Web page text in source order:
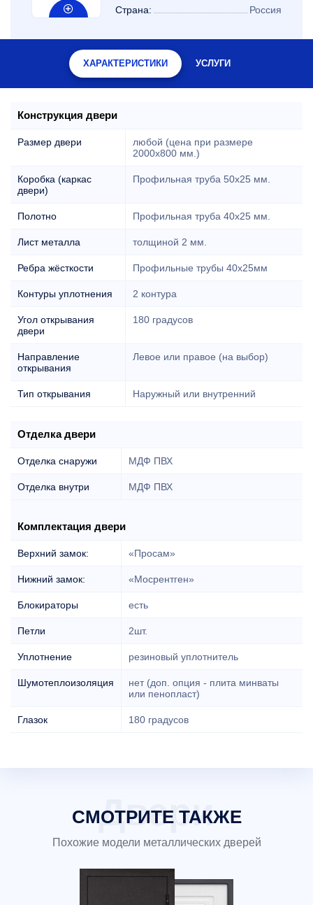
Страна:
Россия
ХАРАКТЕРИСТИКИ УСЛУГИ
Конструкция двери
Размер двери
любой (цена при размере
2000x800 мм.)
Коробка (каркас
двери)
Профильная труба 50х25 мм.
Полотно Профильная труба 40х25 мм.
Лист металла толщиной 2 мм.
Ребра жёсткости Профильные трубы 40х25мм
Контуры уплотнения 2 контура
Угол открывания
двери
180 градусов
Направление
открывания
Левое или правое (на выбор)
Тип открывания Наружный или внутренний
Отделка двери
Отделка снаружи МДФ ПВХ
Отделка внутри МДФ ПВХ
Комплектация двери
Верхний замок: «Просам»
Нижний замок: «Мосрентген»
Блокираторы есть
Петли 2шт.
Уплотнение резиновый уплотнитель
Шумотеплоизоляция
нет (доп. опция - плита минваты
или пенопласт)
Глазок 180 градусов
СМОТРИТЕ ТАКЖЕ
Похожие модели металлических дверей